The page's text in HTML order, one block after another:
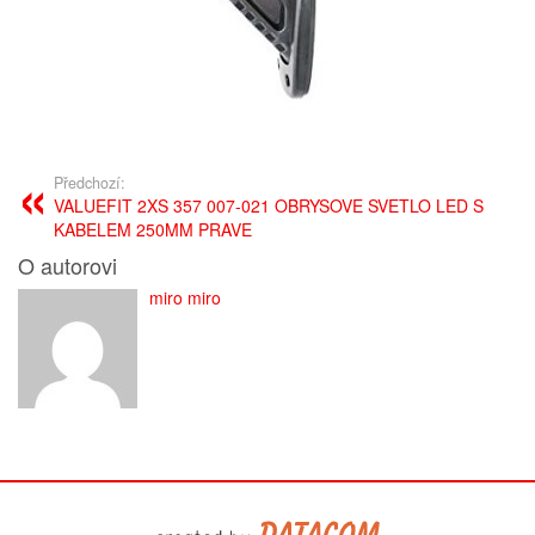
Předchozí:
VALUEFIT 2XS 357 007-021 OBRYSOVE SVETLO LED S
KABELEM 250MM PRAVE
O autorovi
miro miro